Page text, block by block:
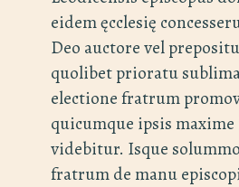
eidem ęcclesię
Deo auctore vel
quolibet prioratu
electione fratrum
quicumque ipsis
videbitur. Isque
fratrum de manu